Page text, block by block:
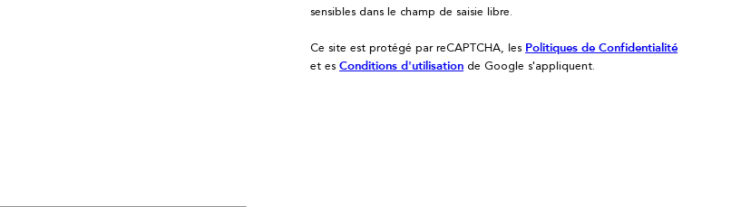
sensibles dans le champ de saisie libre.
Ce site est protégé par reCAPTCHA, les Politiques de Confidentialité
et esConditions d'utilisation de Google s'appliquent.